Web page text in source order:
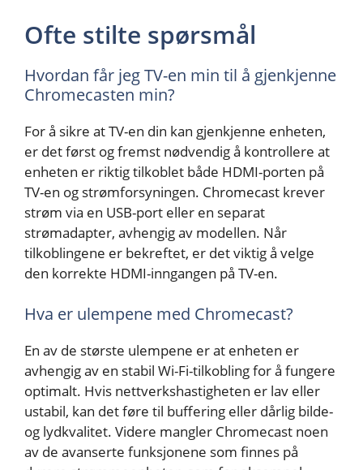
Ofte stilte spørsmål
Hvordan får jeg TV-en min til å gjenkjenne
Chromecasten min?
For å sikre at TV-en din kan gjenkjenne enheten,
er det først og fremst nødvendig å kontrollere at
enheten er riktig tilkoblet både HDMI-porten på
TV-en og strømforsyningen. Chromecast krever
strøm via en USB-port eller en separat
strømadapter, avhengig av modellen. Når
tilkoblingene er bekreftet, er det viktig å velge
den korrekte HDMI-inngangen på TV-en.
Hva er ulempene med Chromecast?
En av de største ulempene er at enheten er
avhengig av en stabil Wi-Fi-tilkobling for å fungere
optimalt. Hvis nettverkshastigheten er lav eller
ustabil, kan det føre til buffering eller dårlig bilde-
og lydkvalitet. Videre mangler Chromecast noen
av de avanserte funksjonene som finnes på